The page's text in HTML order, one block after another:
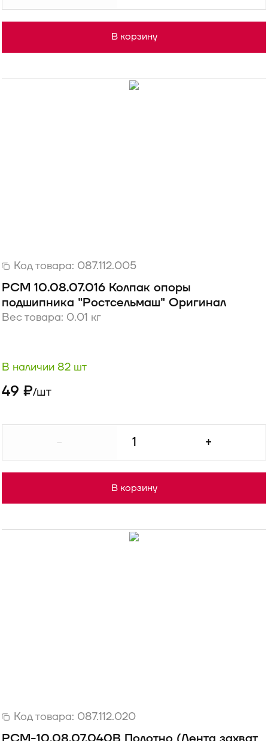
В корзину
Код товара: 087.112.005
РСМ 10.08.07.016 Колпак опоры
подшипника "Ростсельмаш" Оригинал
Вес товара: 0.01 кг
В наличии 82 шт
49 ₽/шт
+
В корзину
Код товара: 087.112.020